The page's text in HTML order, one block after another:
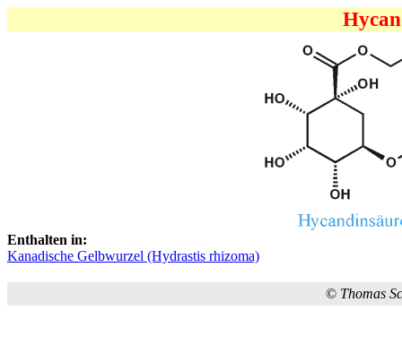
Enthalten in:
Kanadische Gelbwurzel (Hydrastis rhizoma)
© Thomas